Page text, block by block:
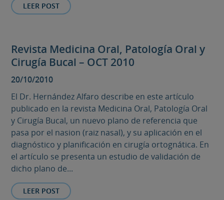
LEER POST
Revista Medicina Oral, Patología Oral y
Cirugía Bucal – OCT 2010
20/10/2010
El Dr. Hernández Alfaro describe en este artículo
publicado en la revista Medicina Oral, Patología Oral
y Cirugía Bucal, un nuevo plano de referencia que
pasa por el nasion (raiz nasal), y su aplicación en el
diagnóstico y planificación en cirugía ortognática. En
el artículo se presenta un estudio de validación de
dicho plano de...
LEER POST